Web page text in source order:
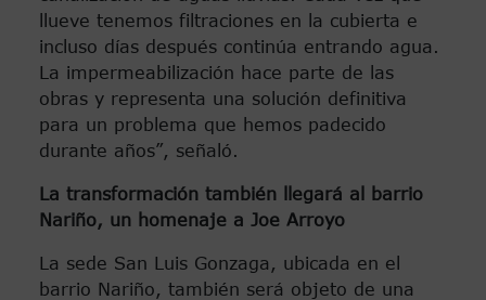
llueve tenemos filtraciones en la cubierta e
incluso días después continúa entrando agua.
La impermeabilización hace parte de las
obras y representa una solución definitiva
para un problema que hemos padecido
durante años”, señaló.
La transformación también llegará al barrio
Nariño, un homenaje a Joe Arroyo
La sede San Luis Gonzaga, ubicada en el
barrio Nariño, también será objeto de una